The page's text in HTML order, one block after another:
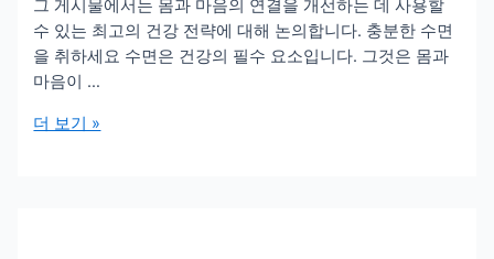
그 게시물에서는 몸과 마음의 연결을 개선하는 데 사용할
수 있는 최고의 건강 전략에 대해 논의합니다. 충분한 수면
을 취하세요 수면은 건강의 필수 요소입니다. 그것은 몸과
마음이 …
마
더 보기 »